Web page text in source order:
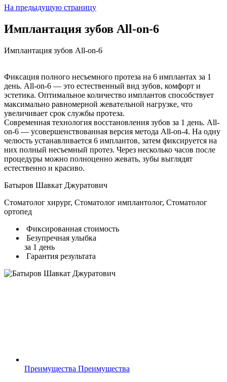
На предыдущую страницу
Имплантация зубов All-on-6
Имплантация зубов All-on-6
Фиксация полного несъемного протеза на 6 имплантах за 1
день. All-on-6 — это естественный вид зубов, комфорт и
эстетика. Оптимальное количество имплантов способствует
максимально равномерной жевательной нагрузке, что
увеличивает срок службы протеза.
Современная технология восстановления зубов за 1 день. All-
on-6 — усовершенствованная версия метода All-on-4. На одну
челюсть устанавливается 6 имплантов, затем фиксируется на
них полный несъемный протез. Через несколько часов после
процедуры можно полноценно жевать, зубы выглядят
естественно и красиво.
Батыров Шавкат Джуратович
Стоматолог хирург, Стоматолог имплантолог, Стоматолог
ортопед
Фиксированная стоимость
Безупречная улыбка
за 1 день
Гарантия результата
Преимущества Преимущества